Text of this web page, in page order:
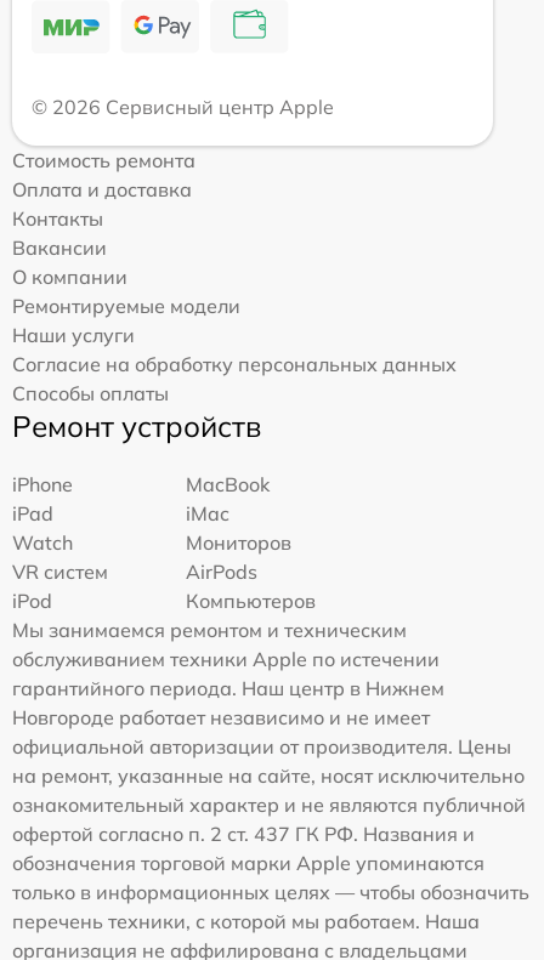
© 2026 Сервисный центр Apple
Стоимость ремонта
Оплата и доставка
Контакты
Вакансии
О компании
Ремонтируемые модели
Наши услуги
Согласие на обработку персональных данных
Способы оплаты
Ремонт устройств
iPhone
MacBook
iPad
iMac
Watch
Мониторов
VR систем
AirPods
iPod
Компьютеров
Мы занимаемся ремонтом и техническим
обслуживанием техники Apple по истечении
гарантийного периода. Наш центр в Нижнем
Новгороде работает независимо и не имеет
официальной авторизации от производителя. Цены
на ремонт, указанные на сайте, носят исключительно
ознакомительный характер и не являются публичной
офертой согласно п. 2 ст. 437 ГК РФ. Названия и
обозначения торговой марки Apple упоминаются
только в информационных целях — чтобы обозначить
перечень техники, с которой мы работаем. Наша
организация не аффилирована с владельцами